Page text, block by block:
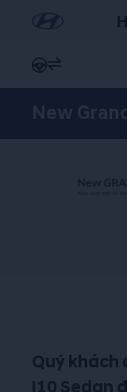
Quý khách
I10 Sedan